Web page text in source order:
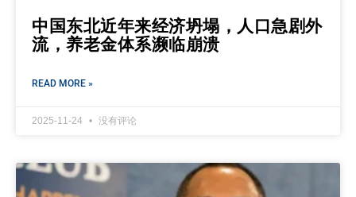
中国东北近年来经济坍塌，人口急剧外
流，养老金体系濒临崩溃
READ MORE »
2025-11-24 没有评论